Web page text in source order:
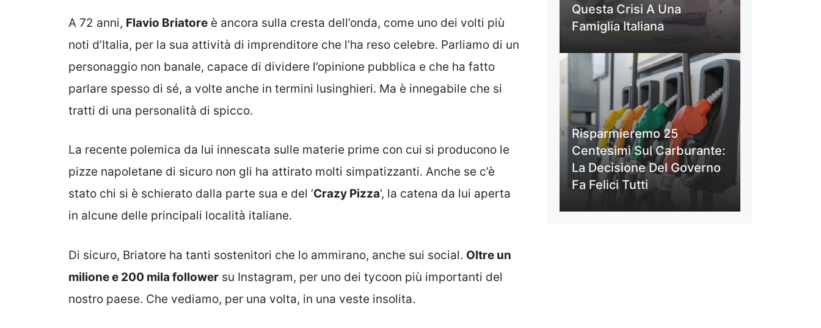
A 72 anni, Flavio Briatore è ancora sulla cresta dell’onda, come uno dei volti più
noti d’Italia, per la sua attività di imprenditore che l’ha reso celebre. Parliamo di un
personaggio non banale, capace di dividere l’opinione pubblica e che ha fatto
parlare spesso di sé, a volte anche in termini lusinghieri. Ma è innegabile che si
tratti di una personalità di spicco.
La recente polemica da lui innescata sulle materie prime con cui si producono le
pizze napoletane di sicuro non gli ha attirato molti simpatizzanti. Anche se c’è
stato chi si è schierato dalla parte sua e del ‘Crazy Pizza‘, la catena da lui aperta
in alcune delle principali località italiane.
Di sicuro, Briatore ha tanti sostenitori che lo ammirano, anche sui social. Oltre un
milione e 200 mila follower su Instagram, per uno dei tycoon più importanti del
nostro paese. Che vediamo, per una volta, in una veste insolita.
Questa Crisi A Una
Famiglia Italiana
Risparmieremo 25
Centesimi Sul Carburante:
La Decisione Del Governo
Fa Felici Tutti